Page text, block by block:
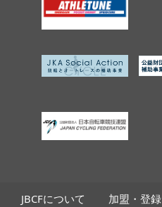
JBCFについて 加盟・登録